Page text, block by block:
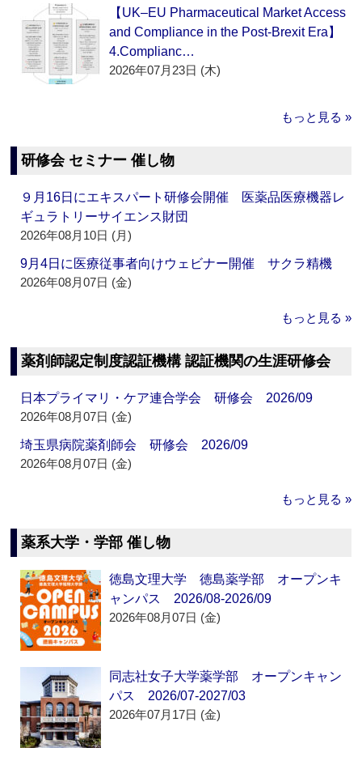
【UK–EU Pharmaceutical Market Access
and Compliance in the Post-Brexit Era】
4.Complianc…
2026年07月23日 (木)
もっと見る »
研修会 セミナー 催し物
９月16日にエキスパート研修会開催 医薬品医療機器レ
ギュラトリーサイエンス財団
2026年08月10日 (月)
9月4日に医療従事者向けウェビナー開催 サクラ精機
2026年08月07日 (金)
もっと見る »
薬剤師認定制度認証機構 認証機関の生涯研修会
日本プライマリ・ケア連合学会 研修会 2026/09
2026年08月07日 (金)
埼玉県病院薬剤師会 研修会 2026/09
2026年08月07日 (金)
もっと見る »
薬系大学・学部 催し物
徳島文理大学 徳島薬学部 オープンキ
ャンパス 2026/08-2026/09
2026年08月07日 (金)
同志社女子大学薬学部 オープンキャン
パス 2026/07-2027/03
2026年07月17日 (金)